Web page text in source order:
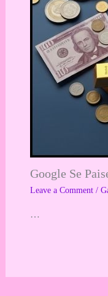
Google Se
Leave a Comment /
…